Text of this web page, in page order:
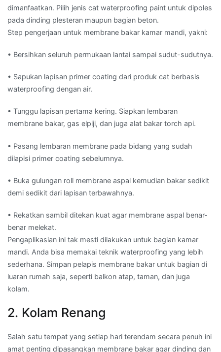
dimanfaatkan. Pilih jenis cat waterproofing paint untuk dipoles
pada dinding plesteran maupun bagian beton.
Step pengerjaan untuk membrane bakar kamar mandi, yakni:
• Bersihkan seluruh permukaan lantai sampai sudut-sudutnya.
• Sapukan lapisan primer coating dari produk cat berbasis
waterproofing dengan air.
• Tunggu lapisan pertama kering. Siapkan lembaran
membrane bakar, gas elpiji, dan juga alat bakar torch api.
• Pasang lembaran membrane pada bidang yang sudah
dilapisi primer coating sebelumnya.
• Buka gulungan roll membrane aspal kemudian bakar sedikit
demi sedikit dari lapisan terbawahnya.
• Rekatkan sambil ditekan kuat agar membrane aspal benar-
benar melekat.
Pengaplikasian ini tak mesti dilakukan untuk bagian kamar
mandi. Anda bisa memakai teknik waterproofing yang lebih
sederhana. Simpan pelapis membrane bakar untuk bagian di
luaran rumah saja, seperti balkon atap, taman, dan juga
kolam.
2. Kolam Renang
Salah satu tempat yang setiap hari terendam secara penuh ini
amat penting dipasangkan membrane bakar agar dinding dan